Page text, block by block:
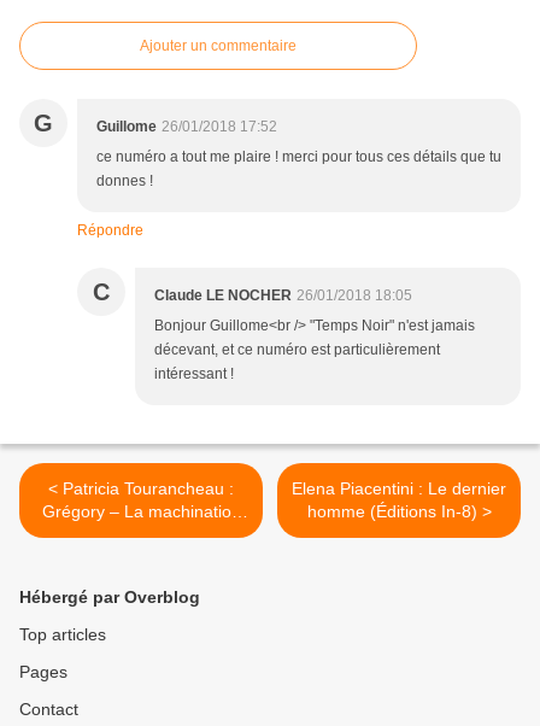
Ajouter un commentaire
G Guillome 26/01/2018 17:52
ce numéro a tout me plaire ! merci pour tous ces détails que tu
donnes !
Répondre
C Claude LE NOCHER 26/01/2018 18:05
Bonjour Guillome<br /> "Temps Noir" n'est jamais
décevant, et ce numéro est particulièrement
intéressant !
< Patricia Tourancheau :
Grégory – La machination
familiale (Éd.Seuil-Les
Elena Piacentini : Le dernier
homme (Éditions In-8) >
Hébergé par Overblog
Top articles
Pages
Contact